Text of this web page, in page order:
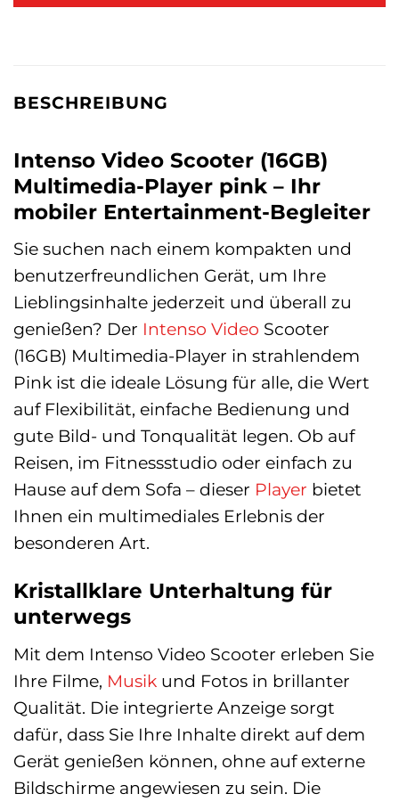
BESCHREIBUNG
Intenso Video Scooter (16GB)
Multimedia-Player pink – Ihr
mobiler Entertainment-Begleiter
Sie suchen nach einem kompakten und
benutzerfreundlichen Gerät, um Ihre
Lieblingsinhalte jederzeit und überall zu
genießen? Der Intenso Video Scooter
(16GB) Multimedia-Player in strahlendem
Pink ist die ideale Lösung für alle, die Wert
auf Flexibilität, einfache Bedienung und
gute Bild- und Tonqualität legen. Ob auf
Reisen, im Fitnessstudio oder einfach zu
Hause auf dem Sofa – dieser Player bietet
Ihnen ein multimediales Erlebnis der
besonderen Art.
Kristallklare Unterhaltung für
unterwegs
Mit dem Intenso Video Scooter erleben Sie
Ihre Filme, Musik und Fotos in brillanter
Qualität. Die integrierte Anzeige sorgt
dafür, dass Sie Ihre Inhalte direkt auf dem
Gerät genießen können, ohne auf externe
Bildschirme angewiesen zu sein. Die